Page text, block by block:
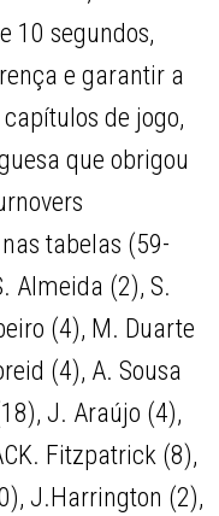
10 segundos,
e garantir a
de jogo,
que obrigou
tabelas (59-
Almeida (2), S.
(4), M. Duarte
(4), A. Sousa
J. Araújo (4),
Fitzpatrick (8),
J.Harrington (2),